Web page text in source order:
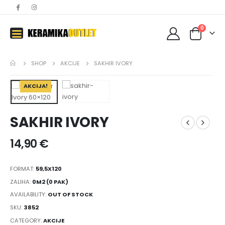
0
SHOP AKCIJE SAKHIR IVORY
AKCIJA!
SAKHIR IVORY
14,90€
FORMAT: 59,5X120
ZALIHA: 0M2 (0 PAK)
AVAILABILITY: OUT OF STOCK
SKU: 3852
CATEGORY:AKCIJE